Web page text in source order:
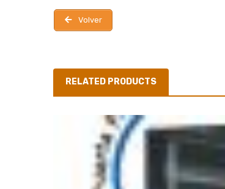
Volver
RELATED PRODUCTS